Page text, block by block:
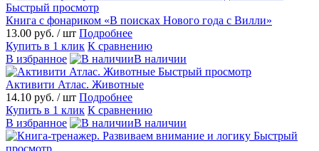
Быстрый просмотр
Книга с фонариком «В поисках Нового года с Вилли»
13.00 руб. / шт Подробнее
Купить в 1 клик К сравнению
В избранное
В наличии
Быстрый просмотр
Активити Атлас. Животные
14.10 руб. / шт Подробнее
Купить в 1 клик К сравнению
В избранное
В наличии
Быстрый
просмотр